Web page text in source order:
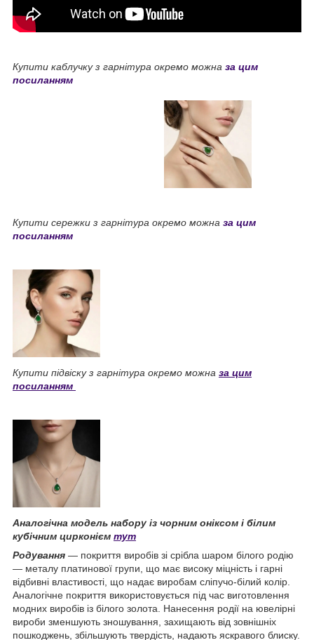
Купити каблучку з гарнітура окремо можна за цим
посиланням
Купити сережки з гарнітура окремо можна за цим
посиланням
Купити підвіску з гарнітура окремо можна за цим
посиланням
Аналогічна модель набору із чорним оніксом і білим
кубічним цирконієм тут
Родування — покриття виробів зі срібла шаром білого родію
— металу платинової групи, що має високу міцність і гарні
відбивні властивості, що надає виробам сліпучо-білий колір.
Аналогічне покриття використовується під час виготовлення
модних виробів із білого золота. Нанесення родії на ювелірні
вироби зменшують зношування, захищають від зовнішніх
пошкоджень, збільшують твердість, надають яскравого блиску.